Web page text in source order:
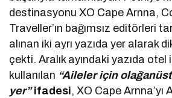
destinasyonu XO Cape Arnna,
Traveller’ın bağımsız editörleri
alınan iki ayrı yazıda yer alarak
çekti. Aralık ayındaki yazıda otel
kullanılan “Aileler için
yer”ifadesi, XO Cape Arnna’yı